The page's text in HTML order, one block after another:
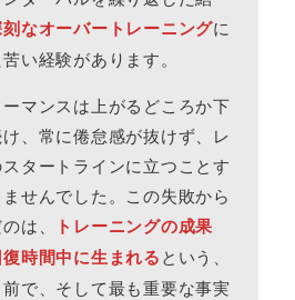
なオーバートレーニングに
い経験があります。
マンスは上がるどころか下
、常に倦怠感が抜けず、レ
タートラインに立つことす
せんでした。この失敗から
は、
トレーニングの成果
時間中に生まれるという、
で、そして最も重要な事実